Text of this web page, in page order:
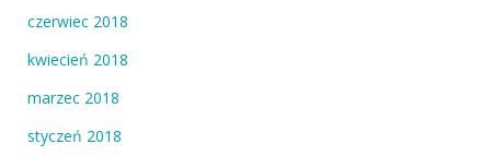
czerwiec 2018
kwiecień 2018
marzec 2018
styczeń 2018